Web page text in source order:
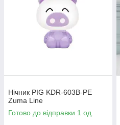
Нічник PIG KDR-603B-PE
Zuma Line
Готово до відправки 1 од.